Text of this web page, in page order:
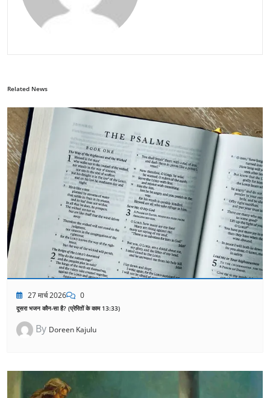
Related News
27 मार्च 2026 0
दूसरा भजन कौन-सा है? (प्रेरितों के काम 13:33)
By Doreen Kajulu